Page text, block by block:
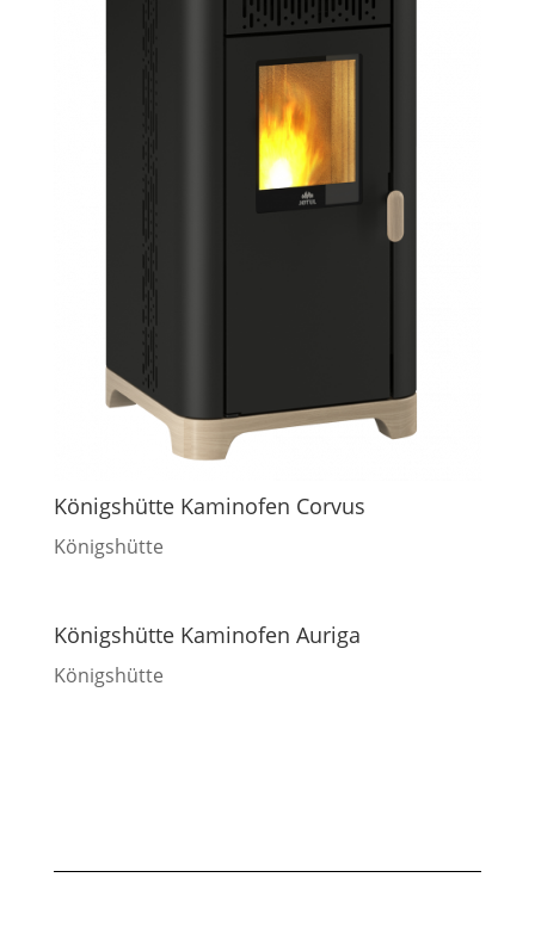
Königshütte Kaminofen Corvus
Königshütte
Königshütte Kaminofen Auriga
Königshütte